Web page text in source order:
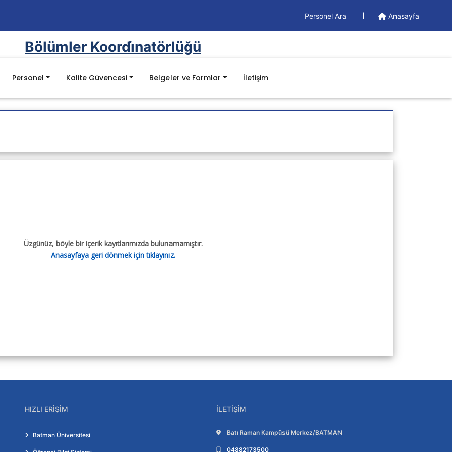
Personel Ara Anasayfa
Bölümler Koordi̇natörlüğü
Personel Kalite Güvencesi Belgeler ve Formlar İletişim
Üzgünüz, böyle bir içerik kayıtlarımızda bulunamamıştır.
Anasayfaya geri dönmek için tıklayınız.
HIZLI ERIŞIM
Batman Üniversitesi
İLETIŞIM
Adres:
Batı Raman Kampüsü Merkez/BATMAN
Telefon:
04882173500